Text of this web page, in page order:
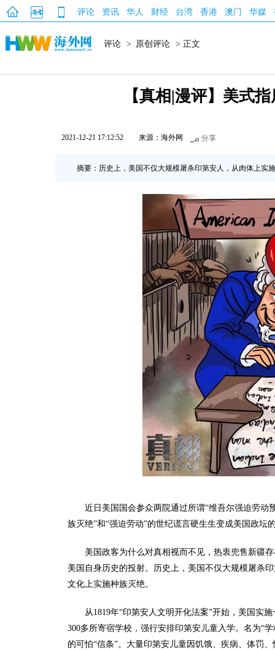
评论 资讯 华人 财经 台湾 香港 澳门 华媒
评论 > 原创评论 > 正文
【真相|漫评】美式
2021-12-21 17:12:52 来源：海外网 分享
摘要：历史上，美国不仅大规模屠杀印第安人，从肉体上实
近日美国国会参众两院通过所谓“维吾尔强迫劳动
族灭绝”和“强迫劳动”的世纪谎言硬生生变成美国政坛
美国政客为什么对真相视而不见，热衷兜售新疆
美国自身历史的投射。历史上，美国不仅大规模屠杀
文化上实施种族灭绝。
从1819年“印第安人文明开化法案”开始，美国实
300多所寄宿学校，强行安排印第安儿童入学。名为“
的可怕“信条”。大量印第安儿童因饥饿、疾病、体罚